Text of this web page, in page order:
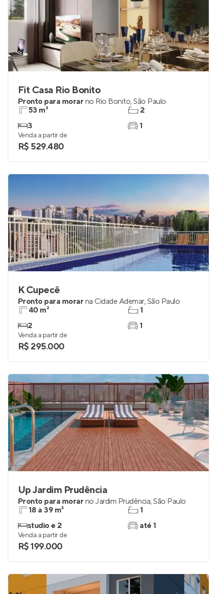
Fit Casa Rio Bonito
Pronto para morar no Rio Bonito,São Paulo
53 m²
3
2
1
Venda a partir de
R$ 529.480
K Cupecê
Pronto para morar na Cidade Ademar,São Paulo
40 m²
2
1
1
Venda a partir de
R$ 295.000
Up Jardim Prudência
Pronto para morar no Jardim Prudência,São Paulo
18 a 39 m²
studio e 2
1
até 1
Venda a partir de
R$ 199.000